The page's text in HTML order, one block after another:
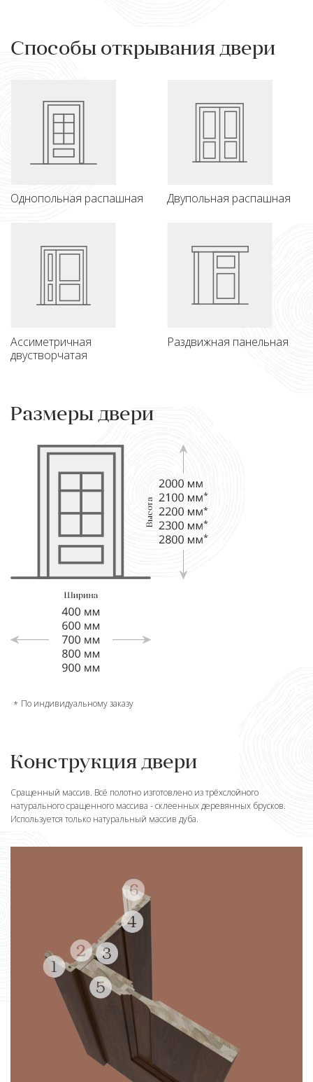
Способы открывания двери
Однопольная распашная Двупольная распашная
Ассиметричная
двустворчатая
Раздвижная панельная
Размеры двери
По индивидуальному заказу
Конструкция двери
Сращенный массив. Всё полотно изготовлено из трёхслойного
натурального сращенного массива - склеенных деревянных брусков.
Используется только натуральный массив дуба.